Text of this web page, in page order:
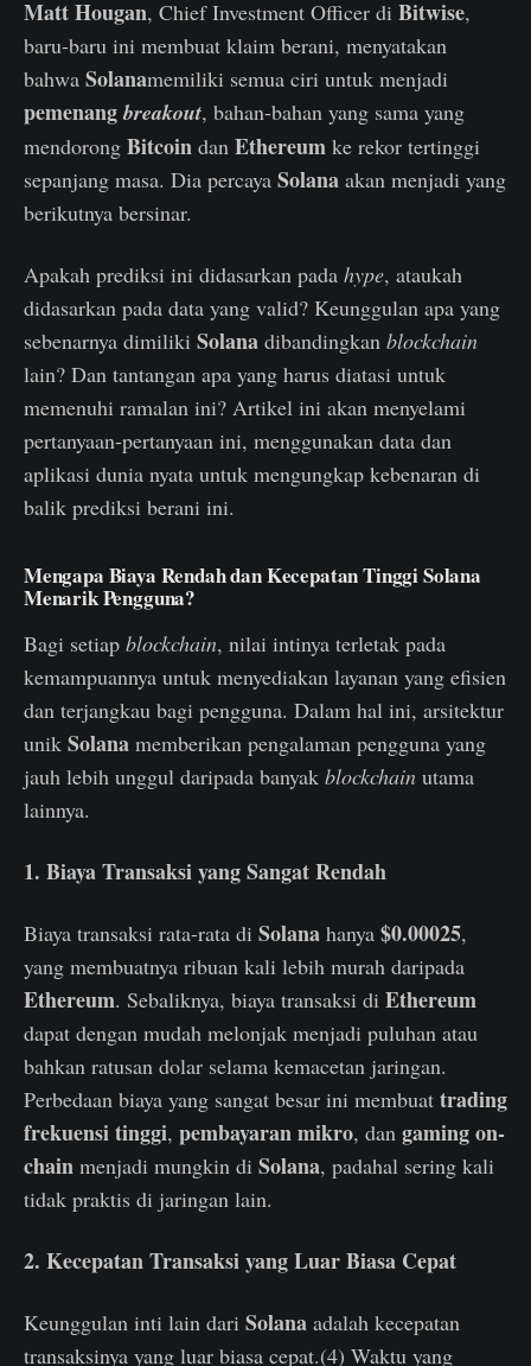
Matt Hougan, Chief Investment Officer di Bitwise,
baru-baru ini membuat klaim berani, menyatakan
bahwa Solanamemiliki semua ciri untuk menjadi
pemenangbreakout, bahan-bahan yang sama yang
mendorong Bitcoin dan Ethereum ke rekor tertinggi
sepanjang masa. Dia percaya Solana akan menjadi yang
berikutnya bersinar.
Apakah prediksi ini didasarkan pada hype, ataukah
didasarkan pada data yang valid? Keunggulan apa yang
sebenarnya dimiliki Solana dibandingkan blockchain
lain? Dan tantangan apa yang harus diatasi untuk
memenuhi ramalan ini? Artikel ini akan menyelami
pertanyaan-pertanyaan ini, menggunakan data dan
aplikasi dunia nyata untuk mengungkap kebenaran di
balik prediksi berani ini.
Mengapa Biaya Rendah dan Kecepatan Tinggi Solana
Menarik Pengguna?
Bagi setiap blockchain, nilai intinya terletak pada
kemampuannya untuk menyediakan layanan yang efisien
dan terjangkau bagi pengguna. Dalam hal ini, arsitektur
unik Solana memberikan pengalaman pengguna yang
jauh lebih unggul daripada banyak blockchain utama
lainnya.
1. Biaya Transaksi yang Sangat Rendah
Biaya transaksi rata-rata di Solana hanya $0.00025,
yang membuatnya ribuan kali lebih murah daripada
Ethereum. Sebaliknya, biaya transaksi di Ethereum
dapat dengan mudah melonjak menjadi puluhan atau
bahkan ratusan dolar selama kemacetan jaringan.
Perbedaan biaya yang sangat besar ini membuat trading
frekuensi tinggi, pembayaran mikro, dan gaming on-
chain menjadi mungkin di Solana, padahal sering kali
tidak praktis di jaringan lain.
2. Kecepatan Transaksi yang Luar Biasa Cepat
Keunggulan inti lain dari Solana adalah kecepatan
transaksinya yang luar biasa cepat.(4) Waktu yang